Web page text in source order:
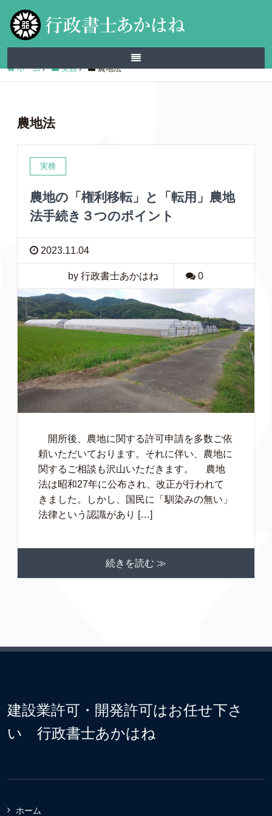
ホーム/ 実務/ 農地法
農地法
実務
農地の「権利移転」と「転用」農地
法手続き３つのポイント
2023.11.04
by 行政書士あかはね 0
開所後、農地に関する許可申請を多数ご依
頼いただいております。それに伴い、農地に
関するご相談も沢山いただきます。 農地
法は昭和27年に公布され、改正が行われて
きました。しかし、国民に「馴染みの無い」
法律という認識があり […]
続きを読む ≫
建設業許可・開発許可はお任せ下さ
い 行政書士あかはね
ホーム